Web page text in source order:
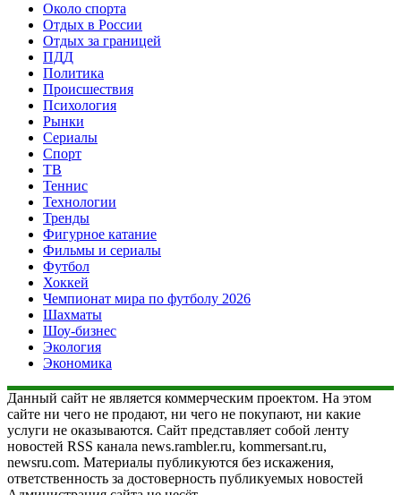
Около спорта
Отдых в России
Отдых за границей
ПДД
Политика
Происшествия
Психология
Рынки
Сериалы
Спорт
ТВ
Теннис
Технологии
Тренды
Фигурное катание
Фильмы и сериалы
Футбол
Хоккей
Чемпионат мира по футболу 2026
Шахматы
Шоу-бизнес
Экология
Экономика
Данный сайт не является коммерческим проектом. На этом
сайте ни чего не продают, ни чего не покупают, ни какие
услуги не оказываются. Сайт представляет собой ленту
новостей RSS канала news.rambler.ru, kommersant.ru,
newsru.com. Материалы публикуются без искажения,
ответственность за достоверность публикуемых новостей